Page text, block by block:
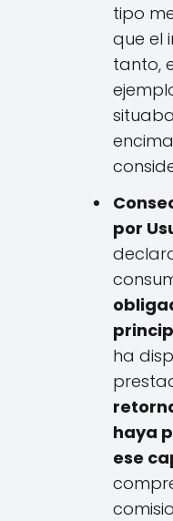
tipo
que el
tanto,
por
ha
haya
ese